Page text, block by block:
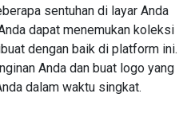
sentuhan di layar Anda
dapat menemukan koleksi
dengan baik di platform ini.
Anda dan buat logo yang
dalam waktu singkat.